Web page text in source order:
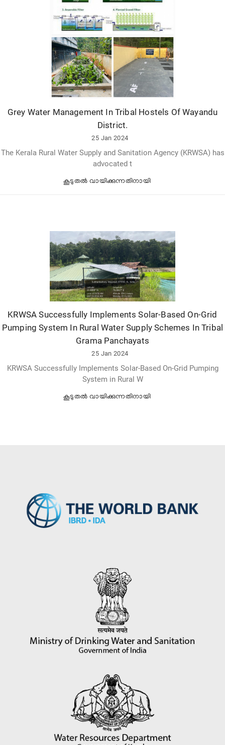
Grey Water Management In Tribal Hostels Of Wayandu
District.
25 Jan 2024
The Kerala Rural Water Supply and Sanitation Agency (KRWSA) has
advocated t
കൂടുതല്‍ വായിക്കുന്നതിനായി
KRWSA Successfully Implements Solar-Based On-Grid
Pumping System In Rural Water Supply Schemes In Tribal
Grama Panchayats
25 Jan 2024
KRWSA Successfully Implements Solar-Based On-Grid Pumping
System in Rural W
കൂടുതല്‍ വായിക്കുന്നതിനായി